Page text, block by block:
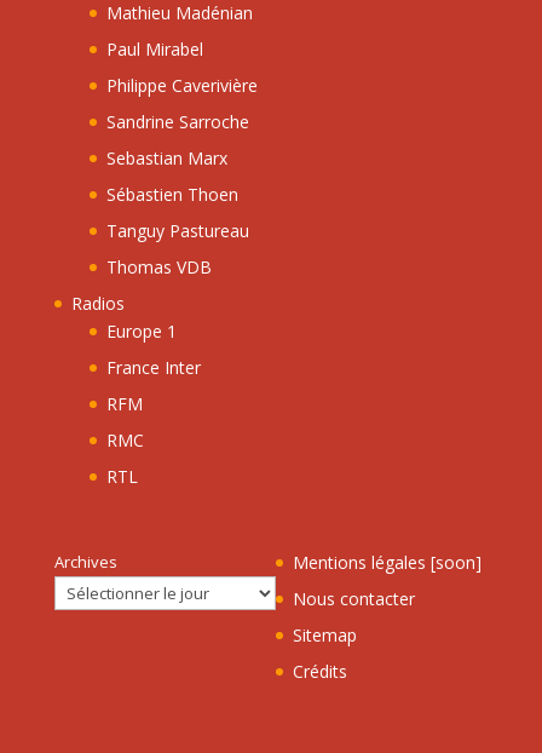
Mathieu Madénian
Paul Mirabel
Philippe Caverivière
Sandrine Sarroche
Sebastian Marx
Sébastien Thoen
Tanguy Pastureau
Thomas VDB
Radios
Europe 1
France Inter
RFM
RMC
RTL
Archives
Mentions légales [soon]
Nous contacter
Sitemap
Crédits